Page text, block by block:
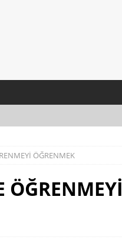
ÖĞRENMEK
ÖĞRENMEYİ